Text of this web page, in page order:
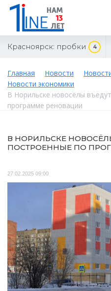
Красноярск: пробки 4
Главная Новости
Новости экономики
В Норильске новосёлы
программе реновации
В НОРИЛЬСКЕ
ПОСТРОЕННЫЕ ПО
27.02.2025 09:00